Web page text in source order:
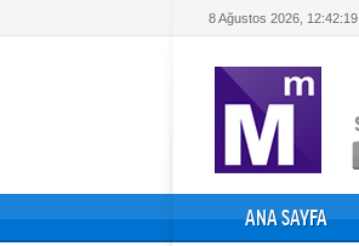
8 Ağustos 2026, 12:42:19
ANA SAYFA